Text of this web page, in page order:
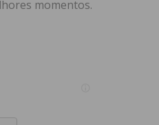
momentos.